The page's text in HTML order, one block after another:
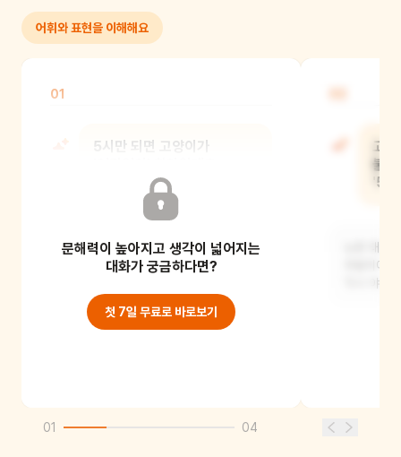
어휘와 표현을 이해해요
01
5시만 되면 고양이가
'어김없이'는 무슨 뜻일까요?
한 번도 빼놓지 않고 꼭 그 시간에
왔다는 뜻이에요. 약속을 지키는
문해력이 높아지고 생각이 넓어지는
대화가 궁금하다면?
첫 7일 무료로 바로보기
고
불
'5시
노란 대문
우람이에
'5시 야옹이
01 04